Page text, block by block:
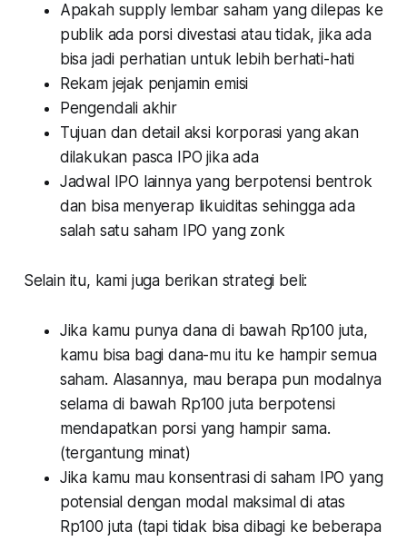
Apakah supply lembar saham yang dilepas ke
publik ada porsi divestasi atau tidak, jika ada
bisa jadi perhatian untuk lebih berhati-hati
Rekam jejak penjamin emisi
Pengendali akhir
Tujuan dan detail aksi korporasi yang akan
dilakukan pasca IPO jika ada
Jadwal IPO lainnya yang berpotensi bentrok
dan bisa menyerap likuiditas sehingga ada
salah satu saham IPO yang zonk
Selain itu, kami juga berikan strategi beli:
Jika kamu punya dana di bawah Rp100 juta,
kamu bisa bagi dana-mu itu ke hampir semua
saham. Alasannya, mau berapa pun modalnya
selama di bawah Rp100 juta berpotensi
mendapatkan porsi yang hampir sama.
(tergantung minat)
Jika kamu mau konsentrasi di saham IPO yang
potensial dengan modal maksimal di atas
Rp100 juta (tapi tidak bisa dibagi ke beberapa